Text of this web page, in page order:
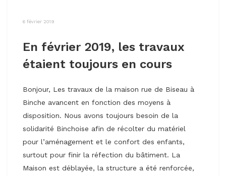
6 février 2019
En février 2019, les travaux
étaient toujours en cours
Bonjour, Les travaux de la maison rue de Biseau à
Binche avancent en fonction des moyens à
disposition. Nous avons toujours besoin de la
solidarité Binchoise afin de récolter du matériel
pour l’aménagement et le confort des enfants,
surtout pour finir la réfection du bâtiment. La
Maison est déblayée, la structure a été renforcée,